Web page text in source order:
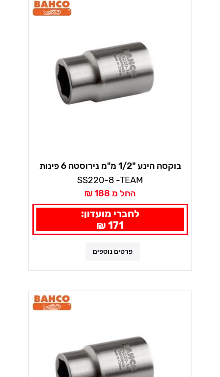
בוקסה הינע "1/2 מ"מ נירוסטה 6 פינות
בקו
SS220-8 -TEAM
החל מ 188 ₪
לחברי מועדון:
171 ₪
פרטים נוספים